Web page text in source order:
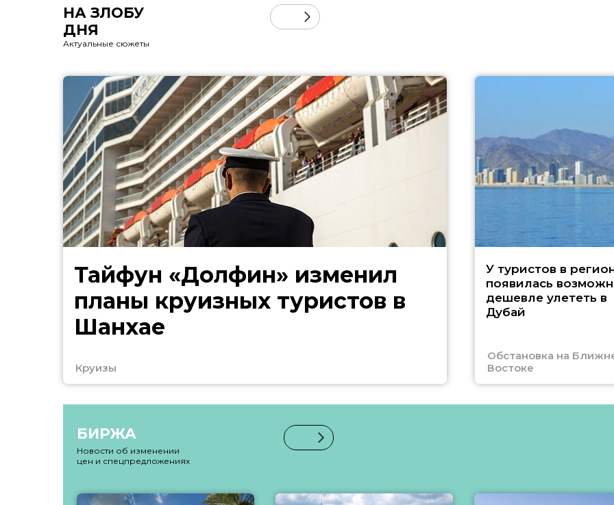
НА ЗЛОБУ
ДНЯ
Актуальные сюжеты
Тайфун «Долфин» изменил
планы круизных туристов в
Шанхае
Круизы
У туристов в
появилась
дешевле улететь в
Дубай
Обстановка на
Востоке
БИРЖА
Новости об изменении
цен и спецпредложениях